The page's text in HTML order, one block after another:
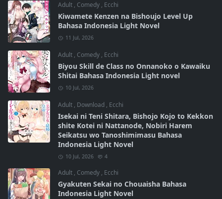
Adult , Comedy , Ecchi
Kiwamete Kenzen na Bishoujo Level Up
Bahasa Indonesia Light Novel
11 Jul, 2026
Adult , Comedy , Ecchi
Biyou Skill de Class no Onnanoko o Kawaiku
Shitai Bahasa Indonesia Light novel
10 Jul, 2026
Adult , Download , Ecchi
Isekai ni Teni Shitara, Bishojo Kojo to Kekkon
shite Kotei ni Nattanode, Nobiri Harem
Seikatsu wo Tanoshimimasu Bahasa
Indonesia Light Novel
10 Jul, 2026 4
Adult , Comedy , Ecchi
Gyakuten Sekai no Chouaisha Bahasa
Indonesia Light Novel